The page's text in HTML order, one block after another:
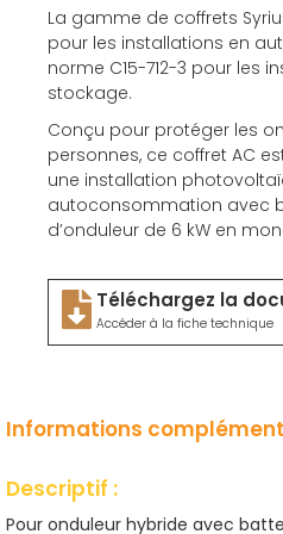
La gamme de coffrets
pour les installations en
norme C15-712-3 pour les
stockage.
Conçu pour protéger les
personnes, ce coffret AC
une installation
autoconsommation avec
d’onduleur de 6 kW en
Téléchargez la
Accéder à la fiche technique
Informations
Descriptif :
Pour onduleur hybride avec